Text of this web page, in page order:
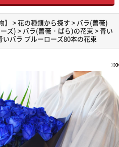
>花の種類から探す > バラ(薔薇)
ズ) > バラ(薔薇・ばら)の花束 > 青い
いバラ ブルーローズ80本の花束